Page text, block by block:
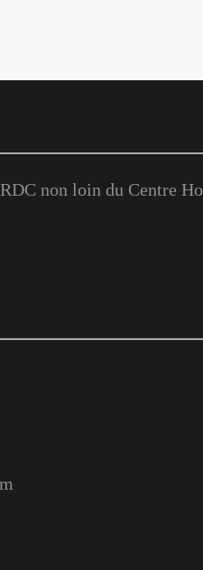
non loin du Centre